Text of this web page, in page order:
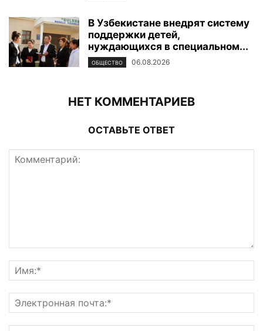
В Узбекистане внедрят систему
поддержки детей,
нуждающихся в специальном...
ОБЩЕСТВО 06.08.2026
НЕТ КОММЕНТАРИЕВ
ОСТАВЬТЕ ОТВЕТ